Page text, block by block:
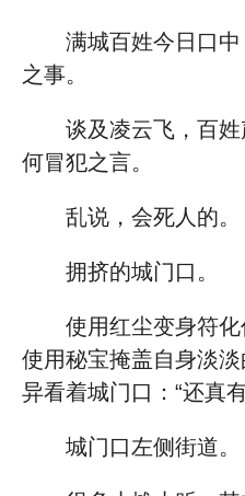
满城百姓今日口
之事。
谈及凌云飞，百
何冒犯之言。
乱说，会死人的。
拥挤的城门口。
使用红尘变身符化
使用秘宝掩盖自身淡
异看着城门口：“还真
城门口左侧街道。